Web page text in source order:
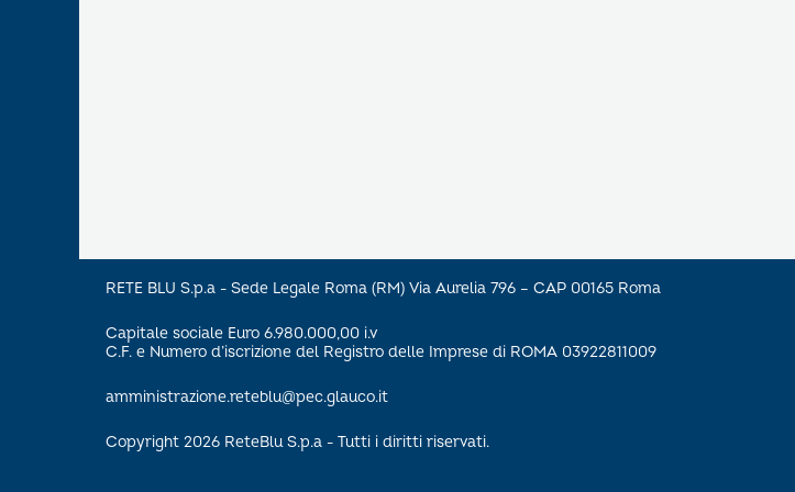
RETE BLU S.p.a - Sede Legale Roma (RM) Via Aurelia 796 – CAP 00165 Roma
Capitale sociale Euro 6.980.000,00 i.v
C.F. e Numero d’iscrizione del Registro delle Imprese di ROMA 03922811009
amministrazione.reteblu@pec.glauco.it
Copyright 2026 ReteBlu S.p.a - Tutti i diritti riservati.